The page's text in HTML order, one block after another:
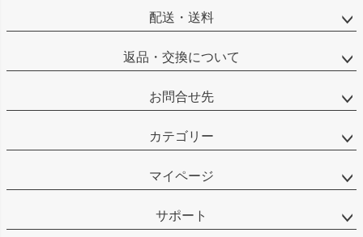
配送・送料
返品・交換について
お問合せ先
カテゴリー
マイページ
サポート